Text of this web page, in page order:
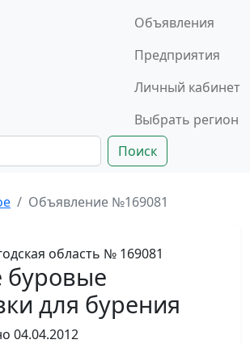
Объявления
Предприятия
Личный кабинет
Выбрать регион
Поиск
Объявление №169081
область № 169081
буровые
для бурения
04.04.2012